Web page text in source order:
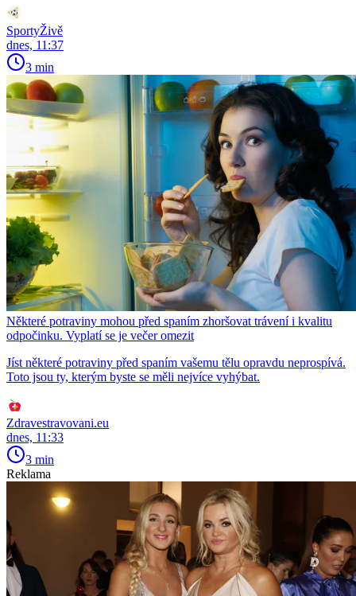
SportyŽivě
dnes, 11:37
3 min
Některé potraviny mohou před spaním zhoršovat trávení i kvalitu
odpočinku. Vyplatí se je večer omezit
Jíst některé potraviny před spaním vašemu tělu opravdu neprospívá.
Toto jsou ty, kterým byste se měli nejvíce vyhýbat.
Zdravestravovani.eu
dnes, 11:33
3 min
Reklama